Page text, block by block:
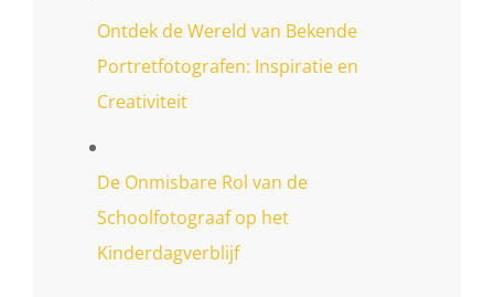
Ontdek de Wereld van Bekende
Portretfotografen: Inspiratie en
Creativiteit
De Onmisbare Rol van de
Schoolfotograaf op het
Kinderdagverblijf